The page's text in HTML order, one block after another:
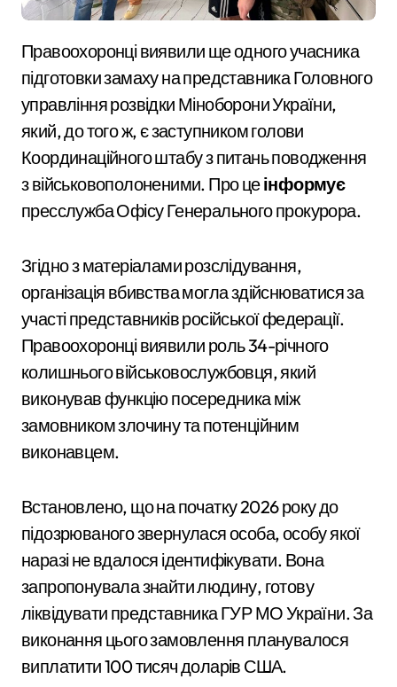
Правоохоронці виявили ще одного учасника
підготовки замаху на представника Головного
управління розвідки Міноборони України,
який, до того ж, є заступником голови
Координаційного штабу з питань поводження
з військовополоненими. Про цеінформує
пресслужба Офісу Генерального прокурора.
Згідно з матеріалами розслідування,
організація вбивства могла здійснюватися за
участі представників російської федерації.
Правоохоронці виявили роль 34-річного
колишнього військовослужбовця, який
виконував функцію посередника між
замовником злочину та потенційним
виконавцем.
Встановлено, що на початку 2026 року до
підозрюваного звернулася особа, особу якої
наразі не вдалося ідентифікувати. Вона
запропонувала знайти людину, готову
ліквідувати представника ГУР МО України. За
виконання цього замовлення планувалося
виплатити 100 тисяч доларів США.